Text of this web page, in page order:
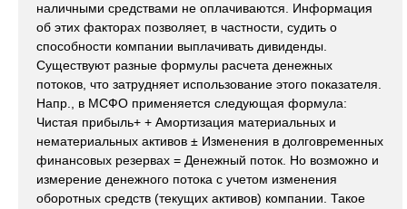
наличными средствами не оплачиваются. Информация
об этих факторах позволяет, в частности, судить о
способности компании выплачивать дивиденды.
Существуют разные формулы расчета денежных
потоков, что затрудняет использование этого показателя.
Напр., в МСФО применяется следующая формула:
Чистая прибыль+ + Амортизация материальных и
нематериальных активов ± Изменения в долговременных
финансовых резервах = Денежный поток. Но возможно и
измерение денежного потока с учетом изменения
оборотных средств (текущих активов) компании. Такое